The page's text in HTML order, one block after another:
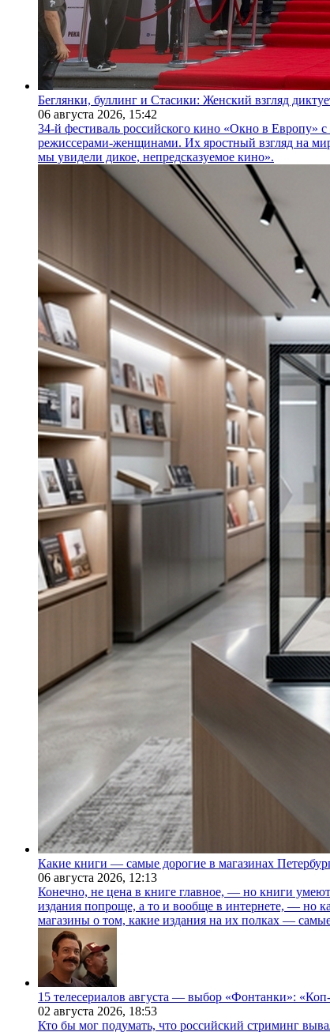
Беглянки, буллинг и Стасики: Женский взгляд
06 августа 2026, 15:42
34-й фестиваль российского кино «Окно в Европу»
режиссерами-женщинами. Их яростный взгляд на
мы увидели дикое, непредсказуемое кино».
Какие книги — самые дорогие в магазинах
06 августа 2026, 12:13
Конечно, не цена в книге главное, — но книги
издания попроще, а то и вообще в интернете, — но
магазины о том, какие издания на их полках —
15 телесериалов августа — выбор «Фонтанки»:
02 августа 2026, 18:53
Кто бы мог подумать, что российский стриминг